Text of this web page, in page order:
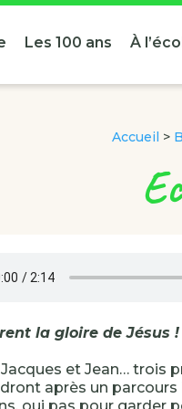
Les 100 ans À
Accueil >
la gloire de Jésus !
Jacques et Jean… trois
après un